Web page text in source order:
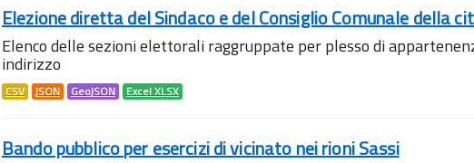
Elezione diretta del Sindaco e del Consiglio Comunale della
Elenco delle sezioni elettorali raggruppate per plesso di
indirizzo
CSV JSON GeoJSON Excel XLSX
Bando pubblico per esercizi di vicinato nei rioni Sassi